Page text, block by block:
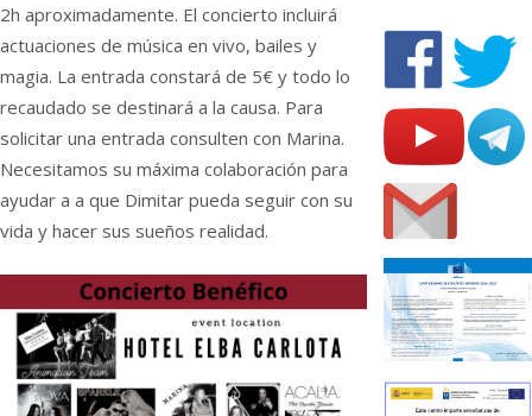
2h aproximadamente. El concierto incluirá
actuaciones de música en vivo, bailes y
magia. La entrada constará de 5€ y todo lo
recaudado se destinará a la causa. Para
solicitar una entrada consulten con Marina.
Necesitamos su máxima colaboración para
ayudar a a que Dimitar pueda seguir con su
vida y hacer sus sueños realidad.